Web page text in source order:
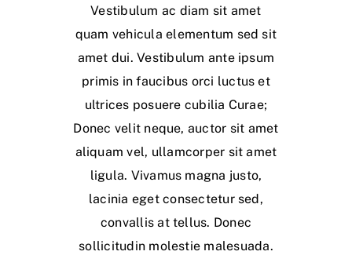
Vestibulum ac diam sit amet
quam vehicula elementum sed sit
amet dui. Vestibulum ante ipsum
primis in faucibus orci luctus et
ultrices posuere cubilia Curae;
Donec velit neque, auctor sit amet
aliquam vel, ullamcorper sit amet
ligula. Vivamus magna justo,
lacinia eget consectetur sed,
convallis at tellus. Donec
sollicitudin molestie malesuada.